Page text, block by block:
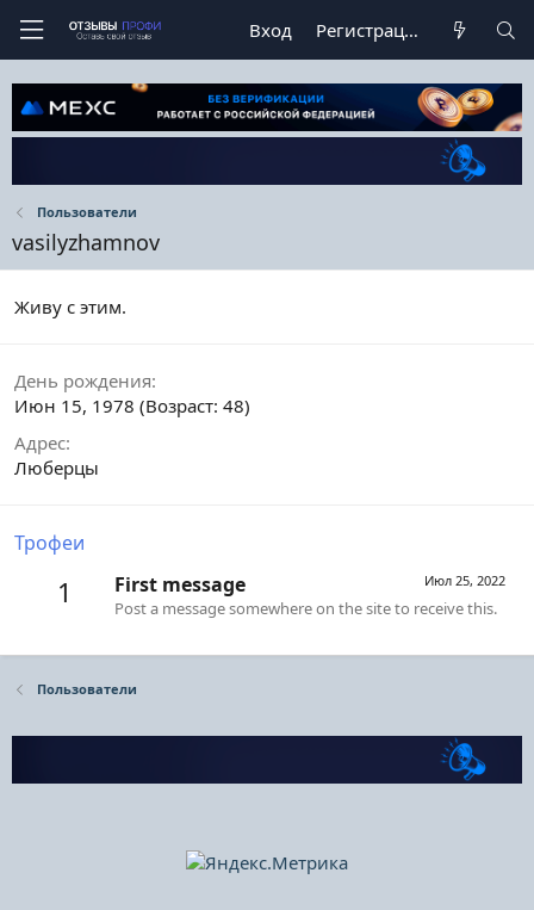
Вход Регистрация
Пользователи
vasilyzhamnov
Живу с этим.
День рождения
Июн 15, 1978 (Возраст: 48)
Адрес
Люберцы
Трофеи
1 Июл 25, 2022
First message
Post a message somewhere on the site to receive this.
Пользователи